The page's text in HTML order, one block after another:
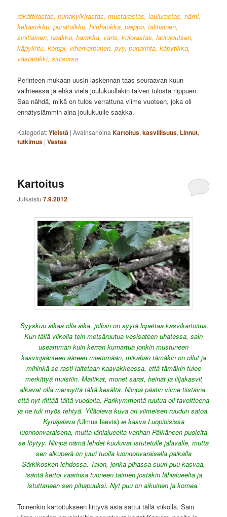
räkättirastas, punakylkirastas, mustarastas, laulurastas, närhi,
keltasirkku, punatulkku, hiirihaukka, peippo, talitiainen,
sinitiainen, naakka, harakka, varis, kulorastas, laulujoutsen,
käpylintu, korppi, vihervarpunen, pyy, punarinta, käpytikka,
västäräkki, sinisorsa
Perinteen mukaan uusin laskennan taas seuraavan kuun
vaihteessa ja ehkä vielä joulukuullakin talven tulosta riippuen.
Saa nähdä, mikä on tulos verrattuna viime vuoteen, joka oli
ennätyslämmin aina joulukuulle saakka.
Kategoriat:Yleistä |Avainsanoina Kartoitus,kasvillisuus, Linnut,
tutkimus |Vastaa
Kartoitus
Julkaistu7.9.2012
’Syyskuu alkaa olla aika, jolloin on syytä lopettaa kasvikartoitus.
Kun tällä viikolla tein metsäruutua vesisateen uhatessa, sain
useamman kuin kerran kumartua jonkin mustuneen
kasvinjäänteen ääreen miettimään, mikähän tämäkin on ollut ja
mihinkä se rasti laitetaan kaavakkeessa, että tämäkin tulee
merkittyä muistiin. Maitikat, monet sarat, heinät ja liljakasvit
alkavat olla mennyttä tältä kesältä. Niinpä päätin viime tiistaina,
että nyt riittää tältä vuodelta. Parikymmentä ruutua oli tavoitteena
ja ne tuli myös tehtyä. Ylläoleva kuva on viimeisen ruudun satoa.
Kynäjalava (Ulmus laevis)ei kasva Luopioisissa
luonnonvaraisena, mutta lähialueelta vanhan Pälkäneen puolelta
se löytyy. Niinpä nämä lehdet kuuluvat istutetulle jalavalle, mutta
sen alkuperä on juuri tuolla luonnonvaraisella paikalla
Särkikosken lehdossa. Talon, jonka pihassa suuri puu kasvaa,
isäntä kertoi vaarinsa tuoneen taimen jostakin lähialueelta ja
istuttaneen sen pihapuuksi. Nyt puu on aikuinen ja komea.’
Toinenkin kartoitukseen liittyvä asia sattui tällä viikolla. Sain